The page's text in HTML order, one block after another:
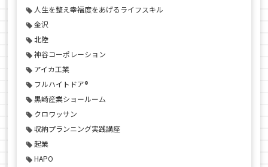
人生を整え幸福度をあげるライフスキル
金沢
北陸
神谷コーポレーション
アイカ工業
フルハイトドア®
黒崎産業ショールーム
クロワッサン
収納プランニング実践講座
起業
HAPO